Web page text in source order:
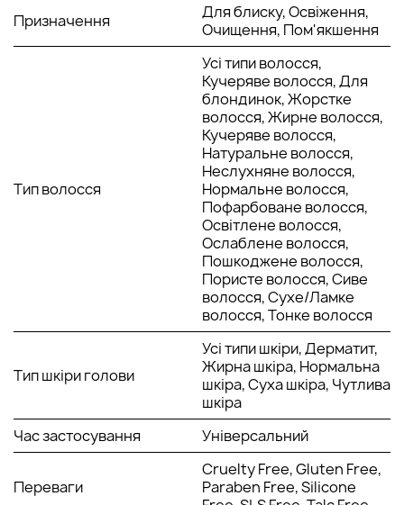
Global Keratin шампунь швидко надає брудному волоссю
доглянутого вигляду. Ідеальний, коли немає можливості
: цей сухий шампунь підходить для
всіх типів волосся й ідеально підходить для використання в
тих випадках, коли немає часу для повноцінного миття
волосся. Він забезпечує швидке освіження і стійкість
Рекомендації щодо застосування: струсити балончик,
приблизно на відстані 30 см розпорошити шампунь на сухе
волосся, потім втерти його в шкірний покрив голови та
розподілити рівномірно по всій довжині волосся; за кілька
хвилин за допомогою гребінця або рушника зчісувати або
змахувати з волосся залишки шампуню з частинками пилу
Інструкція зі зберігання: зберігайте сухий шампунь у
прохолодному і сухому місці, захищеному від прямих
сонячних променів і недоступному для дітей. Під час
використання не допускайте потрапляння продукту в очі.
Призначення
Для блиску, Освіження,
Очищення, Пом'якшення
Тип волосся
Усі типи волосся,
Кучеряве волосся, Для
блондинок, Жорстке
волосся, Жирне волосся,
Кучеряве волосся,
Натуральне волосся,
Неслухняне волосся,
Нормальне волосся,
Пофарбоване волосся,
Освітлене волосся,
Ослаблене волосся,
Пошкоджене волосся,
Пористе волосся, Сиве
волосся, Сухе/Ламке
волосся, Тонке волосся
Тип шкіри голови
Усі типи шкіри, Дерматит,
Жирна шкіра, Нормальна
шкіра, Суха шкіра, Чутлива
шкіра
Час застосування
Універсальний
Переваги
Cruelty Free, Gluten Free,
Paraben Free, Silicone